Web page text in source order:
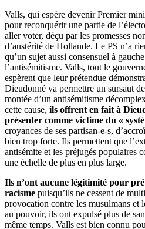
Valls, qui espère devenir Premier
pour reconquérir une partie de
aller voter, déçu par les promesses
d’austérité de Hollande. Le PS n’a
qu’un sujet aussi consensuel à
l’antisémitisme. Valls, tout le
espèrent que leur prétendue
Dieudonné va permettre un sursaut
montée d’un antisémitisme
cette cause, ils offrent en fait à
présenter comme victime du «
croyances de ses partisan-e-s,
bien trop forte. Ils permettent que
antisémite et les préjugés populaires
une échelle de plus en plus large.
Ils n’ont aucune légitimité pour
racisme puisqu’ils ne cessent de
provocation contre les musulmans et
au pouvoir, ils ont expulsé plus de
même temps. Valls est bien connu